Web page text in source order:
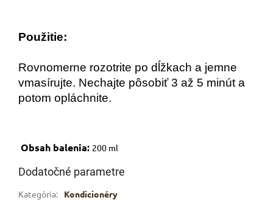
Použitie:
Rovnomerne rozotrite po dĺžkach a jemne
vmasírujte. Nechajte pôsobiť 3 až 5 minút a
potom opláchnite.
Obsah balenia: 200 ml
Dodatočné parametre
Kategória:
Kondicionéry